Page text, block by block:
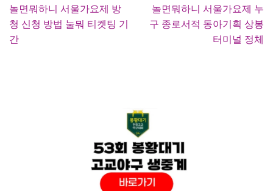
놀면뭐하니 서울가요제 방
청 신청 방법 눌뭐 티켓팅 기
간
놀면뭐하니 서울가요제 누
구 종로서적 동아기획 상봉
터미널 정체